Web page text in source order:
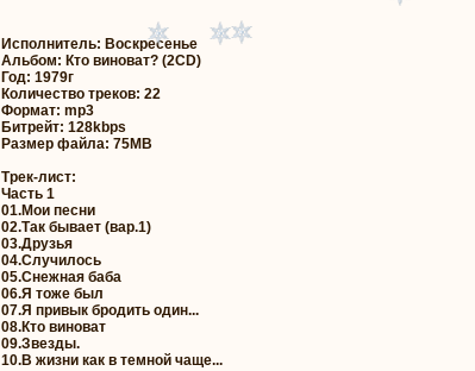
Исполнитель: Воскресенье
Альбом: Кто виноват? (2CD)
Год: 1979г
Количество треков: 22
Формат: mp3
Битрейт: 128kbps
Размер файла: 75МВ
Трек-лист:
Часть 1
01.Мои песни
02.Так бывает (вар.1)
03.Друзья
04.Случилось
05.Снежная баба
06.Я тоже был
07.Я привык бродить один...
08.Кто виноват
09.Звезды.
10.В жизни как в темной чаще...